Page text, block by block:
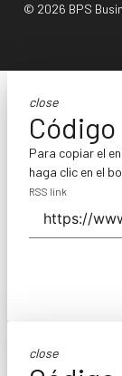
© 2026 BPS
close
Código
Para copiar el
haga clic en el
RSS link
close